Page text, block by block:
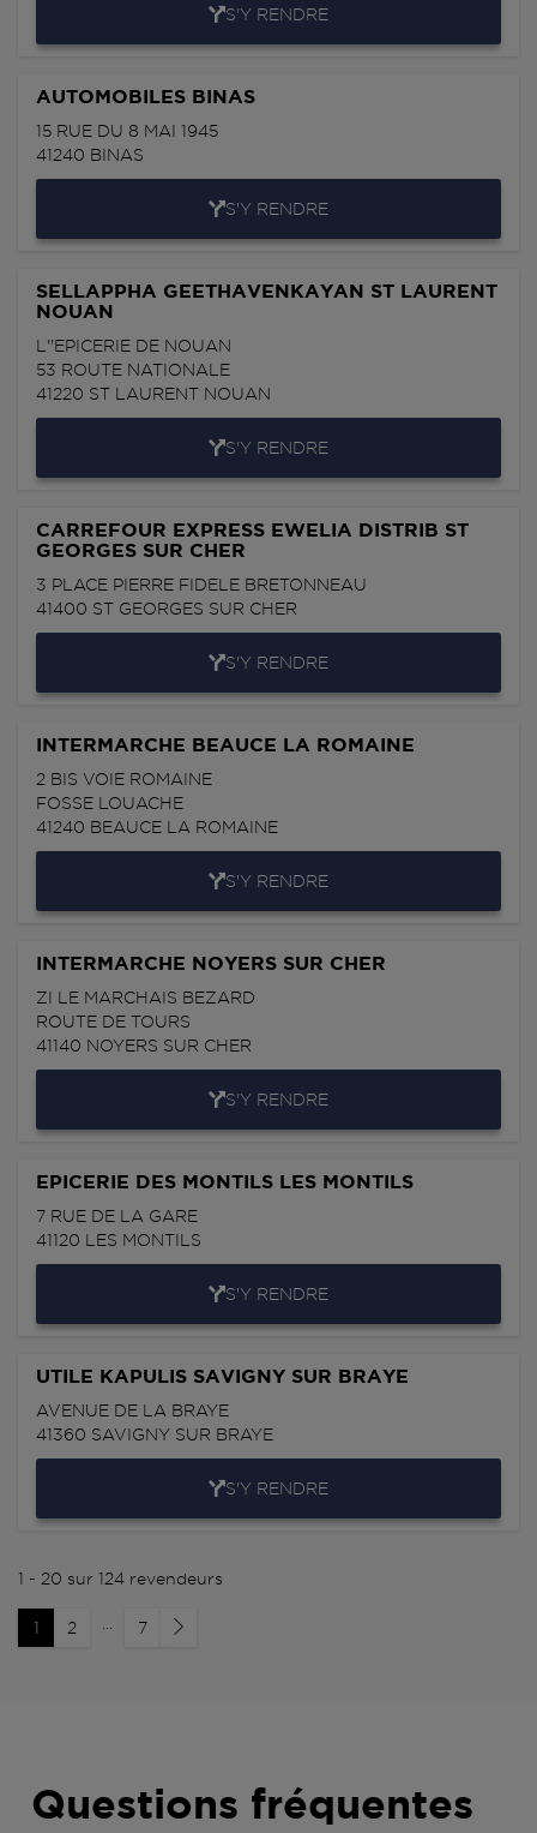
S'Y RENDRE
AUTOMOBILES BINAS
15 RUE DU 8 MAI 1945
41240 BINAS
S'Y RENDRE
SELLAPPHA GEETHAVENKAYAN ST LAURENT
NOUAN
L''EPICERIE DE NOUAN
53 ROUTE NATIONALE
41220 ST LAURENT NOUAN
S'Y RENDRE
CARREFOUR EXPRESS EWELIA DISTRIB ST
GEORGES SUR CHER
3 PLACE PIERRE FIDELE BRETONNEAU
41400 ST GEORGES SUR CHER
S'Y RENDRE
INTERMARCHE BEAUCE LA ROMAINE
2 BIS VOIE ROMAINE
FOSSE LOUACHE
41240 BEAUCE LA ROMAINE
S'Y RENDRE
INTERMARCHE NOYERS SUR CHER
ZI LE MARCHAIS BEZARD
ROUTE DE TOURS
41140 NOYERS SUR CHER
S'Y RENDRE
EPICERIE DES MONTILS LES MONTILS
7 RUE DE LA GARE
41120 LES MONTILS
S'Y RENDRE
UTILE KAPULIS SAVIGNY SUR BRAYE
AVENUE DE LA BRAYE
41360 SAVIGNY SUR BRAYE
S'Y RENDRE
1 - 20 sur 124 revendeurs
1 2 7
Questions fréquentes